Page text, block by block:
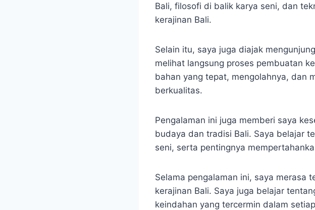
Bali, filosofi di balik karya seni, dan
kerajinan Bali.
Selain itu, saya juga diajak
melihat langsung proses pembuatan
bahan yang tepat, mengolahnya, dan
berkualitas.
Pengalaman ini juga memberi saya
budaya dan tradisi Bali. Saya belajar
seni, serta pentingnya
Selama pengalaman ini, saya merasa
kerajinan Bali. Saya juga belajar
keindahan yang tercermin dalam